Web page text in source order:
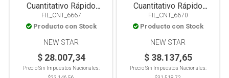
Cuantitativo Rápido
90mm X 100u
FIL_CNT_6667
Producto con Stock
NEW STAR
$ 28.007,34
Precio Sin Impuestos Nacionales:
Cuantitativo Rápido
110mm X 100u
FIL_CNT_6670
Producto con Stock
NEW STAR
$ 38.137,65
Precio Sin Impuestos Nacionales: